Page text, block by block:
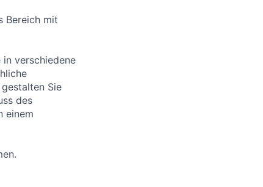
Bereich mit
verschiedene
Sie
des
einem